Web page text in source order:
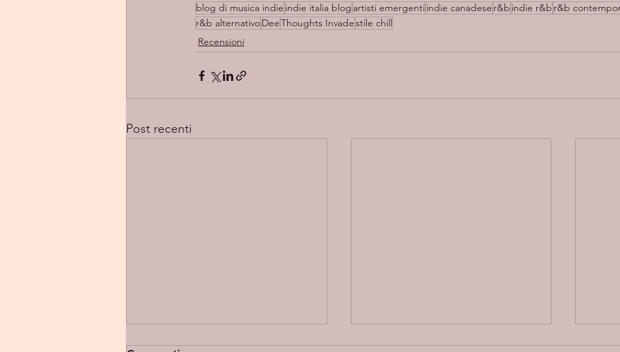
blog di musica indie indie italia blog artisti emergentiindie canadese r&b indie r&b r&b
r&b alternativoDeeThoughts Invadestile chill
Recensioni
Post recenti